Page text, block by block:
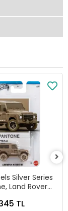
Silver Series
Land Rover
TL